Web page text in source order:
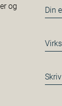
og
E-
mail
*
*